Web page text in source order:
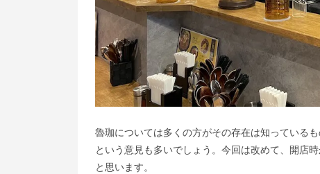
魯珈については多くの方がその存在は知っている
という意見も多いでしょう。今回は改めて、開店
と思います。